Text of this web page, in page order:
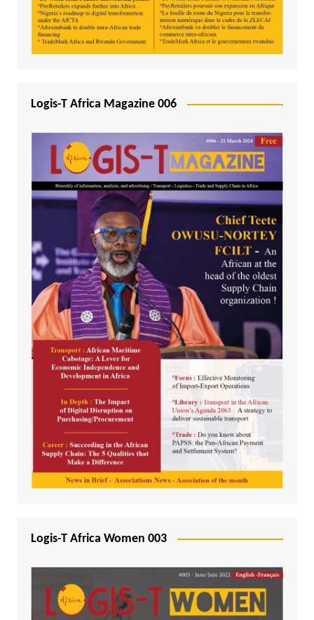
Logis-T Africa Magazine 006
Logis-T Africa Women 003